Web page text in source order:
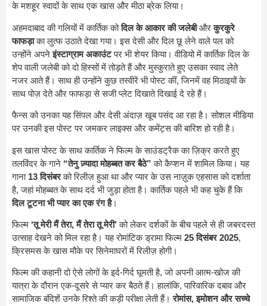
के मशहूर स्वादों के साथ एक खास और मीठा ब्रेक लिया।
अहमदाबाद की गलियों में कार्तिक कोदिल के आकार की जलेबीऔरकुरकुरे
फाफड़ाका लुत्फ उठाते देखा गया। इस देसी और दिल छू लेने वाले पल को
उन्होंने अपनेइंस्टाग्राम अकाउंटपर भी शेयर किया। वीडियो में कार्तिक दिल के
शेप वाली जलेबी को दो हिस्सों में तोड़ते हैं और मुस्कुराते हुए उसका स्वाद लेते
नजर आते हैं। साथ ही उन्होंने कुछ तस्वीरें भी पोस्ट कीं, जिनमें वह मिठाइयों के
साथ पोज़ देते और फाफड़ा से सजी प्लेट दिखाते दिखाई दे रहे हैं।
फैन्स को उनका यह सिंपल और देसी अंदाज़ खूब पसंद आ रहा है। सोशल मीडिया
पर उनकी इस पोस्ट पर जमकर लाइक्स और कमेंट्स की बारिश हो रही है।
इस खास पोस्ट के साथ कार्तिक ने फिल्म के साउंडट्रैक का ज़िक्र करते हुए
तलविंदर के गाने “तेनु ज़्यादा मोहब्बत कर बैठे” को कैप्शन में शामिल किया। यह
गाना 13 दिसंबरको रिलीज़ हुआ था और प्यार के उस नाज़ुक एहसास को दर्शाता
है, जहां मोहब्बत के साथ दर्द भी जुड़ा होता है। कार्तिक पहले भी कह चुके हैं कि
दिल टूटना भी प्यार का एक रंग है।
फिल्म ‘तू मेरी मैं तेरा, मैं तेरा तू मेरी’को लेकर दर्शकों के बीच पहले से ही जबरदस्त
उत्साह देखने को मिल रहा है। यह रोमांटिक ड्रामा फिल्म 25 दिसंबर 2025,
क्रिसमस के खास मौके पर सिनेमाघरों में रिलीज़ होगी।
फिल्म की कहानी दो ऐसे लोगों के इर्द-गिर्द घूमती है, जो अपनी आत्म-खोज की
यात्रा के दौरान एक-दूसरे से प्यार कर बैठते हैं। हालांकि, पारिवारिक दबाव और
सामाजिक बंदिशें उनके रिश्ते की कड़ी परीक्षा लेती हैं।रोमांस, इमोशन और सच्चे